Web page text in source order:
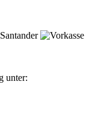
unter: